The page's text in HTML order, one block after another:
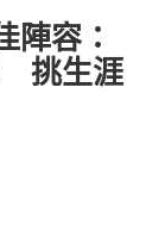
陣容：
挑生涯